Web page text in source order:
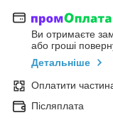
Ви отримаєте
або гроші
Детальніше
Оплатити
Післяплата